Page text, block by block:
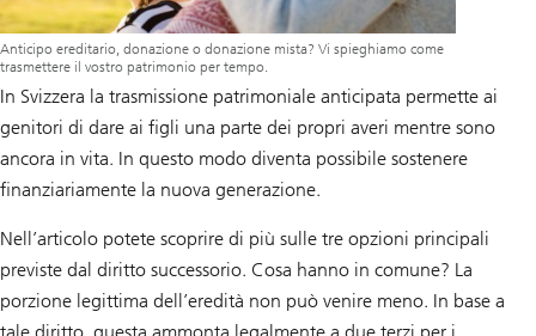
Anticipo ereditario, donazione o donazione mista? Vi spieghiamo come
trasmettere il vostro patrimonio per tempo.
In Svizzera la trasmissione patrimoniale anticipata permette ai
genitori di dare ai figli una parte dei propri averi mentre sono
ancora in vita. In questo modo diventa possibile sostenere
finanziariamente la nuova generazione.
Nell’articolo potete scoprire di più sulle tre opzioni principali
previste dal diritto successorio. Cosa hanno in comune? La
porzione legittima dell’eredità non può venire meno. In base a